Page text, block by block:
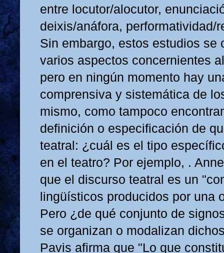
entre locutor/alocutor,
deixis/anáfora, performatividad/
Sin embargo, estos estudios se
varios aspectos concernientes
pero en ningún momento hay
comprensiva y sistemática de
mismo, como tampoco
definición o especificación de
teatral: ¿cuál es el tipo
en el teatro? Por ejemplo, .
que el discurso teatral es un
lingüísticos producidos por una
Pero ¿de qué conjunto de
se organizan o modalizan
Pavis afirma que "Lo que